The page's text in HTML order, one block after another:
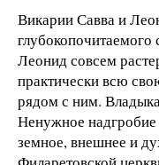
Викарии Савва и
глубокопочитаемого
Леонид совсем
практически всю
рядом с ним.
Ненужное
земное, внешнее и